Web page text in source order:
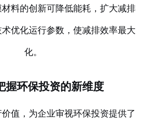
料的创新可降低能耗，扩大减排
优化运行参数，使减排效率最大
化。
握环保投资的新维度
值，为企业审视环保投资提供了